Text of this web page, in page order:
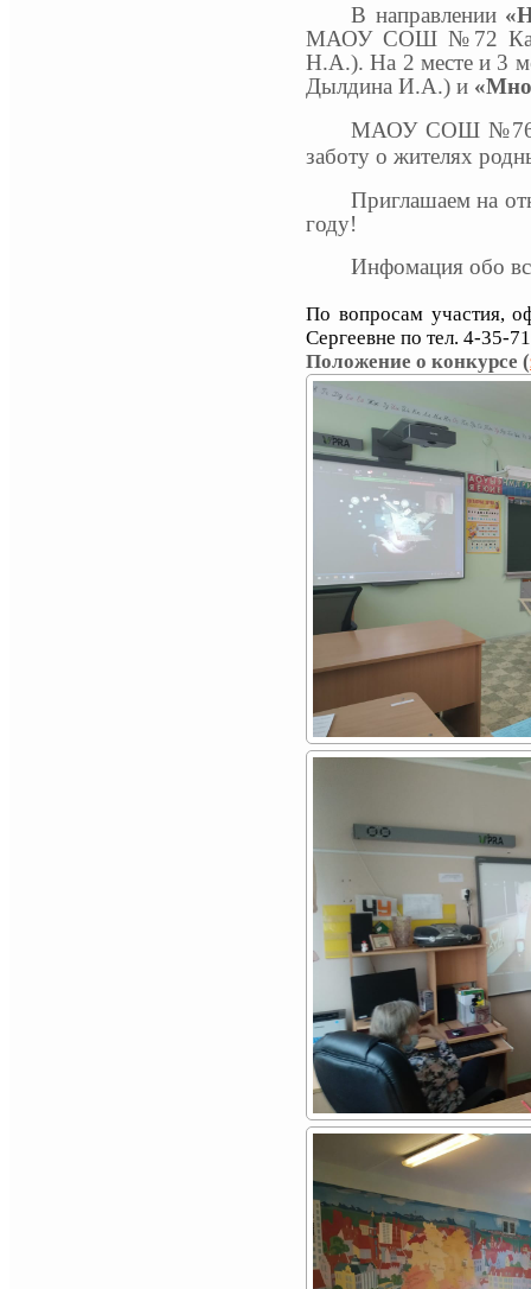
В направлении
МАОУ СОШ №72
Н.А.). На 2 месте и
Дылдина И.А.) и
МАОУ СОШ №76
заботу о жителях
Приглашаем на
году!
Инфомация обо
По вопросам участия,
Сергеевне по тел. 4-35-
Положение о конкурсе (